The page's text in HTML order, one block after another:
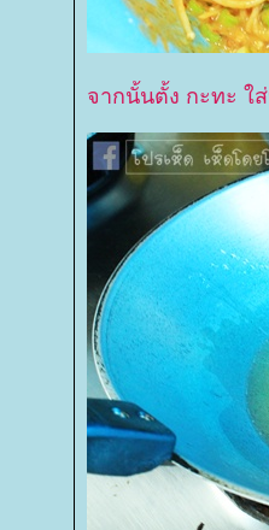
จากนั้นตั้ง กะทะ ใ